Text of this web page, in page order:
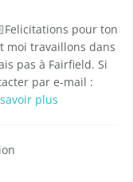
pour ton
moi travaillons dans
pas à Fairfield. Si
par e-mail :
plus